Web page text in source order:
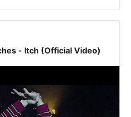
- Itch (Official Video)